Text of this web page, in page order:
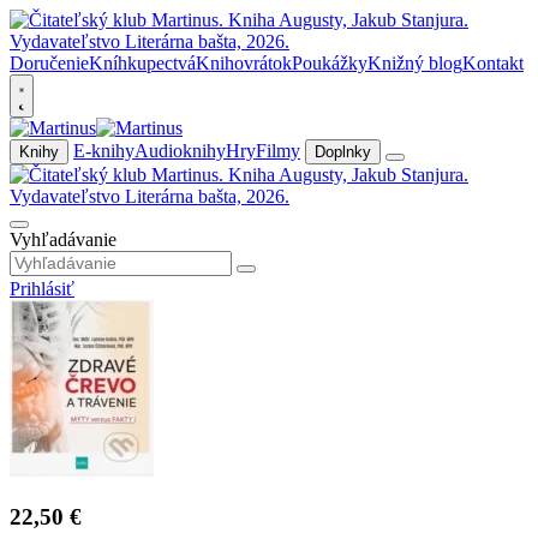
DoručenieKníhkupectváKnihovrátokPoukážkyKnižný blogKontakt
Knihy E-knihyAudioknihyHryFilmy Doplnky
Vyhľadávanie
Prihlásiť
22,50 €